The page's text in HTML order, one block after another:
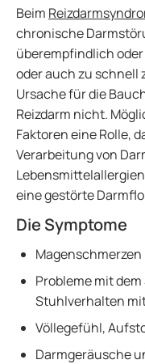
Beim
chronische
überempfindlich
oder auch zu schnell
Ursache für die
Reizdarm nicht.
Faktoren eine Rolle,
Verarbeitung von
eine gestörte
Die Symptome
Magenschmerzen
Probleme mit
Stuhlverhalten
Völlegefühl,
Darmgeräusche